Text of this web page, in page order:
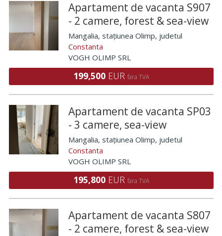
Apartament de vacanta S907
- 2 camere, forest & sea-view
Mangalia, stațiunea Olimp, judetul
Constanta
VOGH OLIMP SRL
199,500 EUR fara TVA
Apartament de vacanta SP03
- 3 camere, sea-view
Mangalia, stațiunea Olimp, judetul
Constanta
VOGH OLIMP SRL
195,800 EUR fara TVA
Apartament de vacanta S807
- 2 camere, forest & sea-view